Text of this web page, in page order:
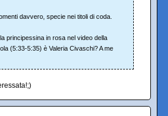
davvero, specie nei titoli di coda.
principessina in rosa nel video della
(5:33-5:35) è Valeria Civaschi? A me